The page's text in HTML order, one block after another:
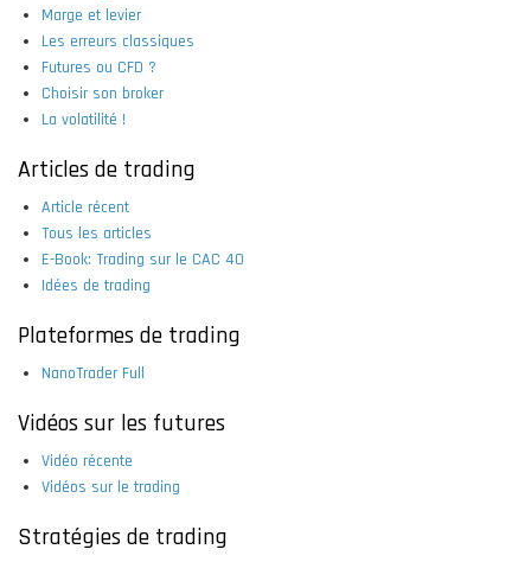
Marge et levier
Les erreurs classiques
Futures ou CFD ?
Choisir son broker
La volatilité !
Articles de trading
Article récent
Tous les articles
E-Book: Trading sur le CAC 40
Idées de trading
Plateformes de trading
NanoTrader Full
Vidéos sur les futures
Vidéo récente
Vidéos sur le trading
Stratégies de trading